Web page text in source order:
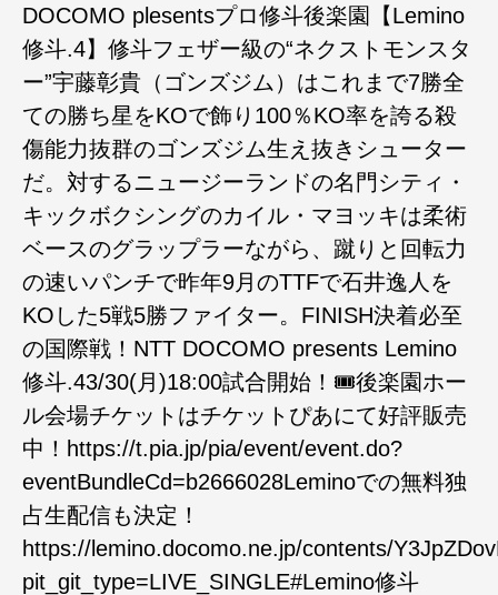
DOCOMO plesentsプロ修斗後楽園【Lemino
修斗.4】修斗フェザー級の“ネクストモンスタ
ー”宇藤彰貴（ゴンズジム）はこれまで7勝全
ての勝ち星をKOで飾り100％KO率を誇る殺
傷能力抜群のゴンズジム生え抜きシューター
だ。対するニュージーランドの名門シティ・
キックボクシングのカイル・マヨッキは柔術
ベースのグラップラーながら、蹴りと回転力
の速いパンチで昨年9月のTTFで石井逸人を
KOした5戦5勝ファイター。FINISH決着必至
の国際戦！NTT DOCOMO presents Lemino
修斗.43/30(月)18:00試合開始！🎟️後楽園ホー
ル会場チケットはチケットぴあにて好評販売
中！https://t.pia.jp/pia/event/event.do?
eventBundleCd=b2666028Leminoでの無料独
占生配信も決定！
https://lemino.docomo.ne.jp/contents/
pit_git_type=LIVE_SINGLE#Lemino修斗